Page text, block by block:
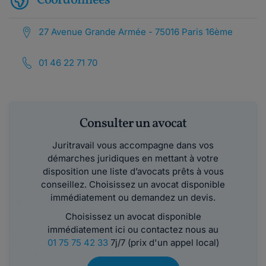
27 Avenue Grande Armée - 75016 Paris 16ème
01 46 22 71 70
Consulter un avocat
Juritravail vous accompagne dans vos
démarches juridiques en mettant à votre
disposition une liste d’avocats prêts à vous
conseillez. Choisissez un avocat disponible
immédiatement ou demandez un devis.
Choisissez un avocat disponible
immédiatement ici ou contactez nous au
01 75 75 42 337j/7 (prix d'un appel local)